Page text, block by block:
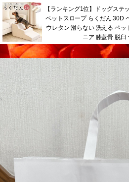
【ランキング1位】ドッグステ
ペットスロープ らくだん 30D
ウレタン 滑らない 洗える ペ
ニア 膝蓋骨 脱臼